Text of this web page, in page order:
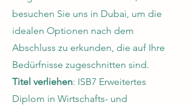
besuchen Sie uns in Dubai, um die
idealen Optionen nach dem
Abschluss zu erkunden, die auf Ihre
Bedürfnisse zugeschnitten sind.
Titel verliehen: ISB7 Erweitertes
Diplom in Wirtschafts- und